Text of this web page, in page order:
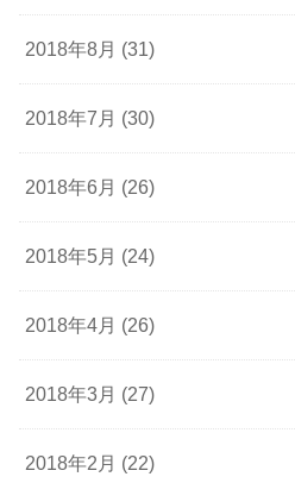
2018年8月 (31)
2018年7月 (30)
2018年6月 (26)
2018年5月 (24)
2018年4月 (26)
2018年3月 (27)
2018年2月 (22)